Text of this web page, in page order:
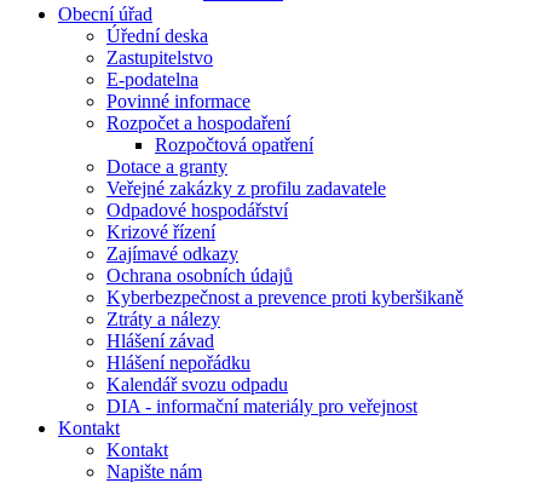
Obecní úřad
Úřední deska
Zastupitelstvo
E-podatelna
Povinné informace
Rozpočet a hospodaření
Rozpočtová opatření
Dotace a granty
Veřejné zakázky z profilu zadavatele
Odpadové hospodářství
Krizové řízení
Zajímavé odkazy
Ochrana osobních údajů
Kyberbezpečnost a prevence proti kyberšikaně
Ztráty a nálezy
Hlášení závad
Hlášení nepořádku
Kalendář svozu odpadu
DIA - informační materiály pro veřejnost
Kontakt
Kontakt
Napište nám